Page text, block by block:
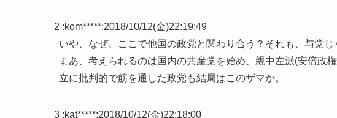
2 :kom*****:2018/10/12(金)22:19:49
いや、なぜ、ここで他国の政党と関わり合う？それも、与党じ
まあ、考えられるのは国内の共産党を始め、親中左派(安倍政
立に批判的で筋を通した政党も結局はこのザマか。
3 :kat*****:2018/10/12(金)22:18:00